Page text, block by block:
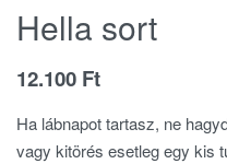
Hella sort
12.100 Ft
Ha lábnapot tartasz, ne
vagy kitörés esetleg egy kis